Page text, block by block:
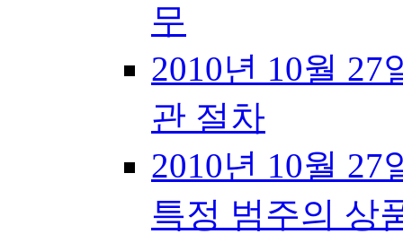
무
2010년 10월
관 절차
2010년 10월
특정 범주의 상